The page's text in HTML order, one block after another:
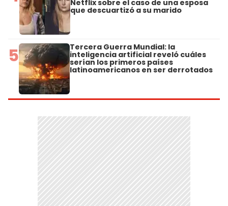
Netflix sobre el caso de una esposa
que descuartizó a su marido
5 Tercera Guerra Mundial: la
inteligencia artificial reveló cuáles
serían los primeros países
latinoamericanos en ser derrotados